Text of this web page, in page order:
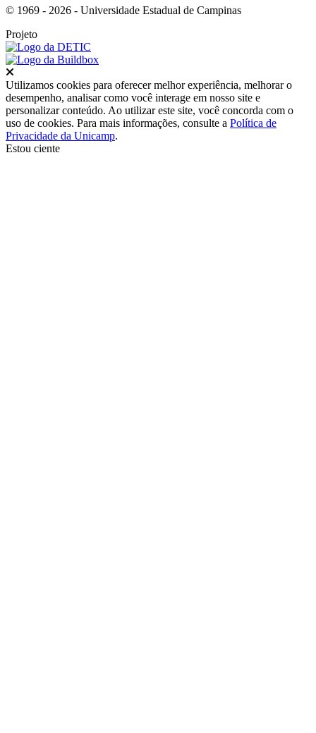
© 1969 - 2026 - Universidade Estadual de Campinas
Projeto
Utilizamos cookies para oferecer melhor experiência, melhorar o
desempenho, analisar como você interage em nosso site e
personalizar conteúdo. Ao utilizar este site, você concorda com o
uso de cookies. Para mais informações, consulte a Política de
Privacidade da Unicamp.
Estou ciente